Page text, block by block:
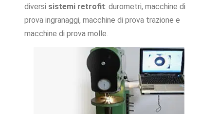
diversi sistemi retrofit: durometri, macchine di
prova ingranaggi, macchine di prova trazione e
macchine di prova molle.